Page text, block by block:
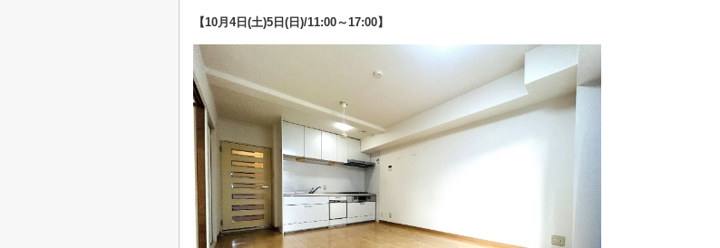
【10月4日(土)5日(日)/11:00～17:00】